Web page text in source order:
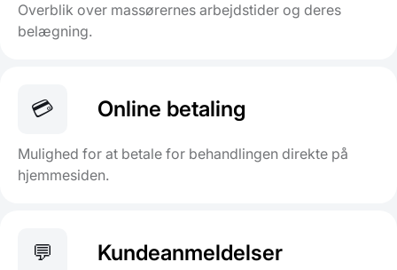
Overblik over massørernes arbejdstider og deres
belægning.
💳 Online betaling
Mulighed for at betale for behandlingen direkte på
hjemmesiden.
💬 Kundeanmeldelser